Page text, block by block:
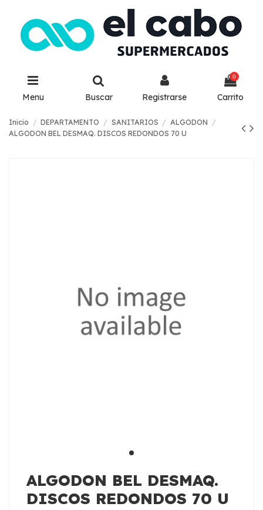
Menu Buscar Registrarse
0
Carrito
Inicio DEPARTAMENTO SANITARIOS
ALGODON
ALGODON BEL DESMAQ. DISCOS REDONDOS 70 U
ALGODON BEL DESMAQ.
DISCOS REDONDOS 70 U